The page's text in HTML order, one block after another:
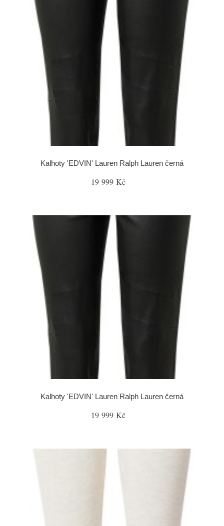
Kalhoty 'EDVIN' Lauren Ralph Lauren černá
19 999 Kč
Kalhoty 'EDVIN' Lauren Ralph Lauren černá
19 999 Kč